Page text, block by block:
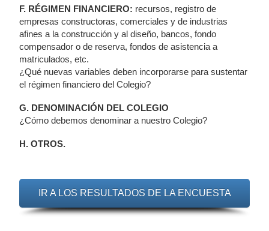
F. RÉGIMEN FINANCIERO: recursos, registro de
empresas constructoras, comerciales y de industrias
afines a la construcción y al diseño, bancos, fondo
compensador o de reserva, fondos de asistencia a
matriculados, etc.
¿Qué nuevas variables deben incorporarse para sustentar
el régimen financiero del Colegio?
G. DENOMINACIÓN DEL COLEGIO
¿Cómo debemos denominar a nuestro Colegio?
H. OTROS.
IR A LOS RESULTADOS DE LA ENCUESTA